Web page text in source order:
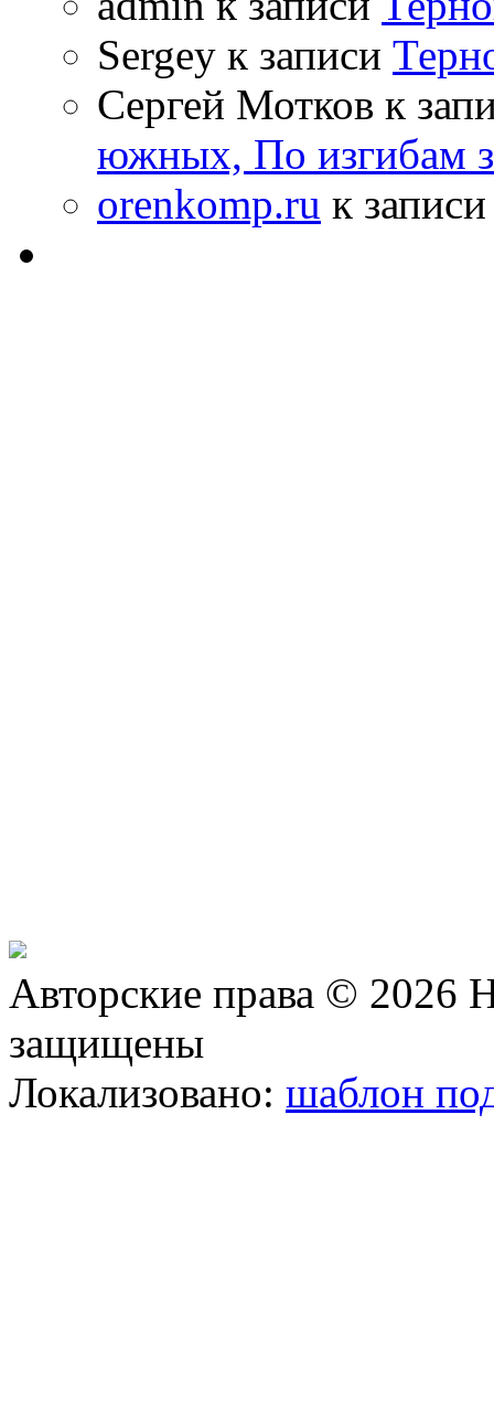
Sergey к записи
Сергей Мотков к
южных, По изгибам
orenkomp.ru к
Авторские права © 2026
защищены
Локализовано: шаблон